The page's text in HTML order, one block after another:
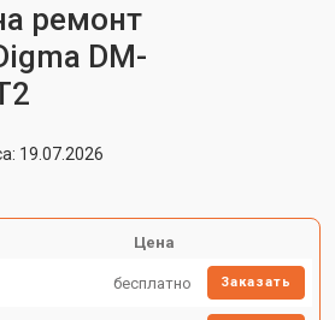
ремонт
DM-
19.07.2026
Цена
бесплатно Заказать